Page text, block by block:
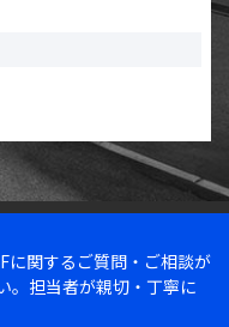
に関するご質問・ご相談が
。担当者が親切・丁寧に